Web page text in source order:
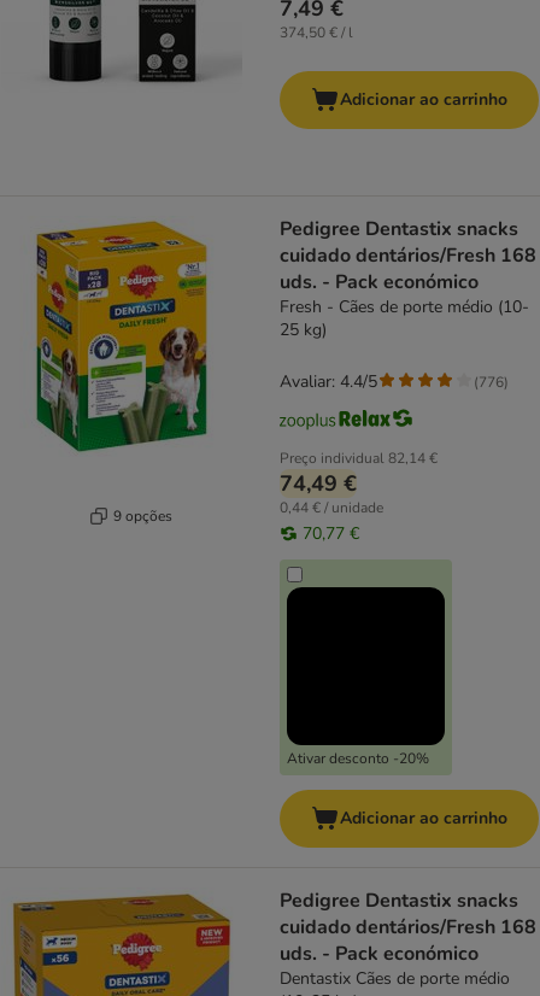
7,49 €
374,50 € / l
Adicionar ao carrinho
9 opções
Pedigree Dentastix snacks
cuidado dentários/Fresh 168
uds. - Pack económico
Fresh - Cães de porte médio (10-
25 kg)
Preço individual82,14 €
74,49 €
0,44 € / unidade
70,77 €
Ativar desconto -20%
Avaliar: 4.4/5 (776)
Adicionar ao carrinho
Pedigree Dentastix snacks
cuidado dentários/Fresh 168
uds. - Pack económico
Dentastix Cães de porte médio